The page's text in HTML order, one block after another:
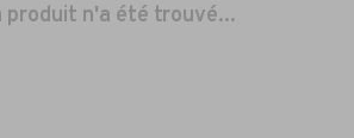
produit n'a été trouvé...